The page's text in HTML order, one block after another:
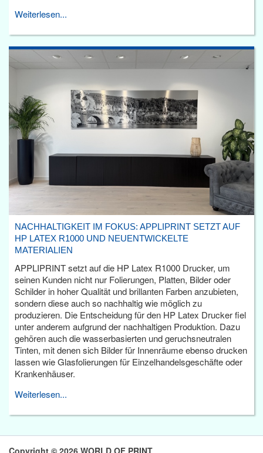
Weiterlesen...
NACHHALTIGKEIT IM FOKUS: APPLIPRINT SETZT AUF
HP LATEX R1000 UND NEUENTWICKELTE
MATERIALIEN
APPLIPRINT setzt auf die HP Latex R1000 Drucker, um
seinen Kunden nicht nur Folierungen, Platten, Bilder oder
Schilder in hoher Qualität und brillanten Farben anzubieten,
sondern diese auch so nachhaltig wie möglich zu
produzieren. Die Entscheidung für den HP Latex Drucker fiel
unter anderem aufgrund der nachhaltigen Produktion. Dazu
gehören auch die wasserbasierten und geruchsneutralen
Tinten, mit denen sich Bilder für Innenräume ebenso drucken
lassen wie Glasfolierungen für Einzelhandelsgeschäfte oder
Krankenhäuser.
Weiterlesen...